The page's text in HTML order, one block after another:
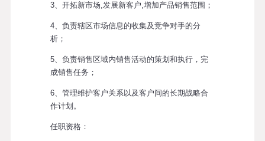
3、开拓新市场,发展新客户,增加产品销售范围；
4、负责辖区市场信息的收集及竞争对手的分
析；
5、负责销售区域内销售活动的策划和执行，完
成销售任务；
6、管理维护客户关系以及客户间的长期战略合
作计划。
任职资格：